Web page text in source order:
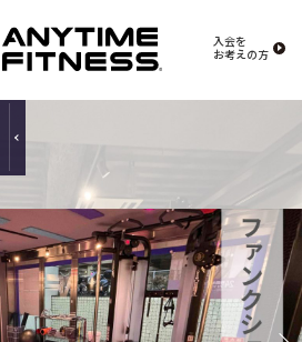
入会を
お考えの方